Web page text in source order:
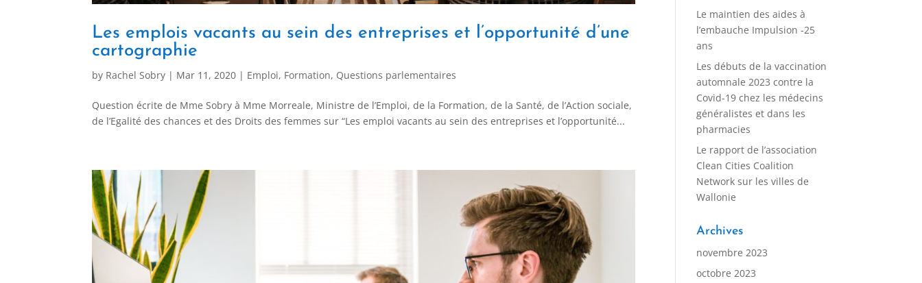
Les emplois vacants au sein des entreprises et l’opportunité d’une
cartographie
by Rachel Sobry | Mar 11, 2020 | Emploi, Formation, Questions parlementaires
Question écrite de Mme Sobry à Mme Morreale, Ministre de l’Emploi, de la Formation, de la Santé, de l’Action sociale,
de l’Egalité des chances et des Droits des femmes sur “Les emploi vacants au sein des entreprises et l’opportunité...
Le maintien des aides à
l’embauche Impulsion -25
ans
Les débuts de la vaccination
automnale 2023 contre la
Covid-19 chez les médecins
généralistes et dans les
pharmacies
Le rapport de l’association
Clean Cities Coalition
Network sur les villes de
Wallonie
Archives
novembre 2023
octobre 2023